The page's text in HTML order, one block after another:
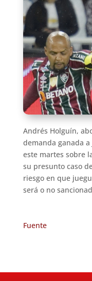
Andrés Holguín,
demanda ganada
este martes sobre
su presunto caso
riesgo en que
será o no
Fuente